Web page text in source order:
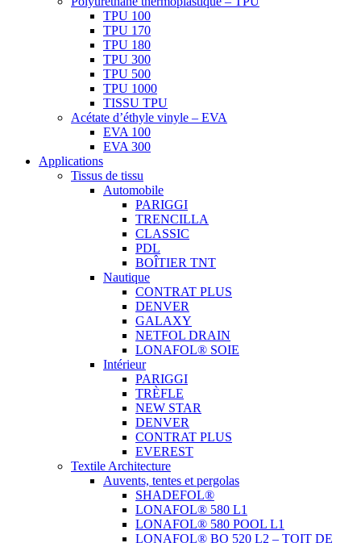
TPU 100
TPU 170
TPU 180
TPU 300
TPU 500
TPU 1000
TISSU TPU
Acétate d’éthyle vinyle – EVA
EVA 100
EVA 300
Applications
Tissus de tissu
Automobile
PARIGGI
TRENCILLA
CLASSIC
PDL
BOÎTIER TNT
Nautique
CONTRAT PLUS
DENVER
GALAXY
NETFOL DRAIN
LONAFOL® SOIE
Intérieur
PARIGGI
TRÈFLE
NEW STAR
DENVER
CONTRAT PLUS
EVEREST
Textile Architecture
Auvents, tentes et pergolas
SHADEFOL®
LONAFOL® 580 L1
LONAFOL® 580 POOL L1
LONAFOL® BO 520 L2 – TOIT DE